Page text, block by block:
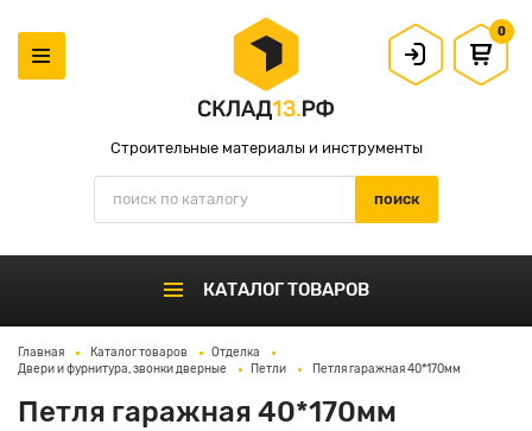
Строительные материалы и инструменты
0
КАТАЛОГ ТОВАРОВ
Главная Каталог товаров
Отделка
Двери и фурнитура, звонки дверные
Петли Петля гаражная 40*170мм
Петля гаражная 40*170мм